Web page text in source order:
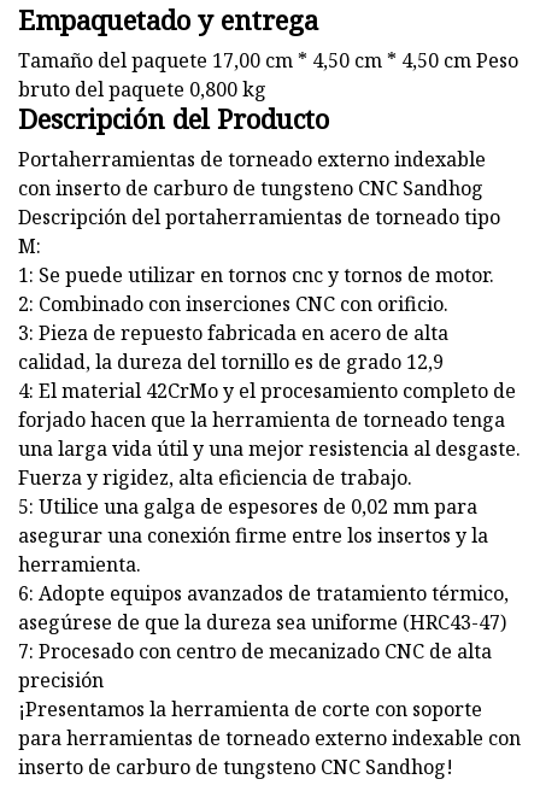
Empaquetado y entrega
Tamaño del paquete 17,00 cm * 4,50 cm * 4,50 cm Peso
bruto del paquete 0,800 kg
Descripción del Producto
Portaherramientas de torneado externo indexable
con inserto de carburo de tungsteno CNC Sandhog
Descripción del portaherramientas de torneado tipo
M:
1: Se puede utilizar en tornos cnc y tornos de motor.
2: Combinado con inserciones CNC con orificio.
3: Pieza de repuesto fabricada en acero de alta
calidad, la dureza del tornillo es de grado 12,9
4: El material 42CrMo y el procesamiento completo de
forjado hacen que la herramienta de torneado tenga
una larga vida útil y una mejor resistencia al desgaste.
Fuerza y ​​rigidez, alta eficiencia de trabajo.
5: Utilice una galga de espesores de 0,02 mm para
asegurar una conexión firme entre los insertos y la
herramienta.
6: Adopte equipos avanzados de tratamiento térmico,
asegúrese de que la dureza sea uniforme (HRC43-47)
7: Procesado con centro de mecanizado CNC de alta
precisión
¡Presentamos la herramienta de corte con soporte
para herramientas de torneado externo indexable con
inserto de carburo de tungsteno CNC Sandhog!